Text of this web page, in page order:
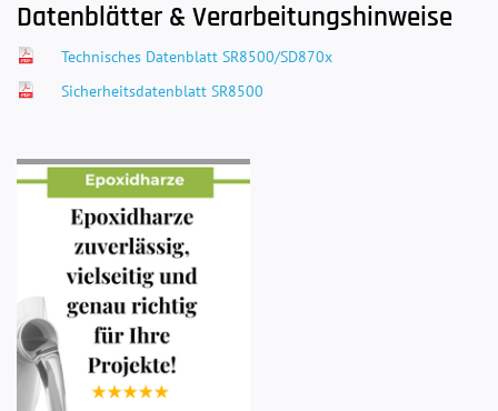
Datenblätter & Verarbeitungshinweise
Technisches Datenblatt SR8500/SD870x
Sicherheitsdatenblatt SR8500